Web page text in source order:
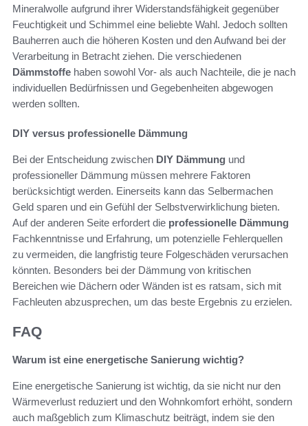
Mineralwolle aufgrund ihrer Widerstandsfähigkeit gegenüber
Feuchtigkeit und Schimmel eine beliebte Wahl. Jedoch sollten
Bauherren auch die höheren Kosten und den Aufwand bei der
Verarbeitung in Betracht ziehen. Die verschiedenen
Dämmstoffe haben sowohl Vor- als auch Nachteile, die je nach
individuellen Bedürfnissen und Gegebenheiten abgewogen
werden sollten.
DIY versus professionelle Dämmung
Bei der Entscheidung zwischen DIY Dämmung und
professioneller Dämmung müssen mehrere Faktoren
berücksichtigt werden. Einerseits kann das Selbermachen
Geld sparen und ein Gefühl der Selbstverwirklichung bieten.
Auf der anderen Seite erfordert die professionelle Dämmung
Fachkenntnisse und Erfahrung, um potenzielle Fehlerquellen
zu vermeiden, die langfristig teure Folgeschäden verursachen
könnten. Besonders bei der Dämmung von kritischen
Bereichen wie Dächern oder Wänden ist es ratsam, sich mit
Fachleuten abzusprechen, um das beste Ergebnis zu erzielen.
FAQ
Warum ist eine energetische Sanierung wichtig?
Eine energetische Sanierung ist wichtig, da sie nicht nur den
Wärmeverlust reduziert und den Wohnkomfort erhöht, sondern
auch maßgeblich zum Klimaschutz beiträgt, indem sie den